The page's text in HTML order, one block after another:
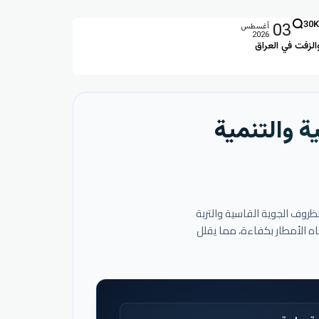
في العراق
30K
03 أغسطس
2026
والتنمية
الجوية القاسية والتربة
الأمطار بكفاءة، مما يقلل